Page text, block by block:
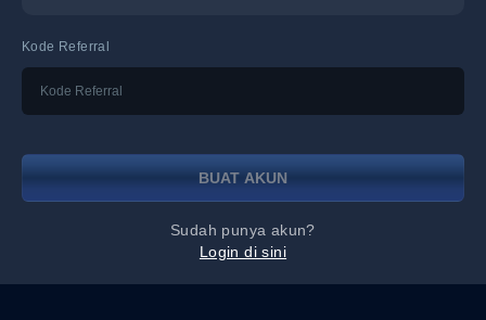
Kode Referral
BUAT AKUN
Sudah punya akun?
Login di sini